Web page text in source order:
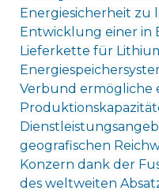
Energiesicherheit zu
Entwicklung einer in
Lieferkette für
Verbund ermögliche
geografischen
Konzern dank der
des weltweiten